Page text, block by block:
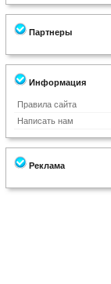
Партнеры
Информация
Правила сайта
Написать нам
Реклама